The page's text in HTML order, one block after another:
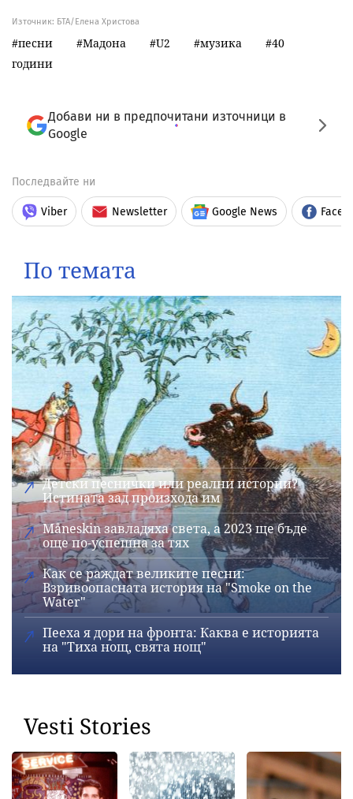
Източник: БТА/Елена Христова
песни Мадона U2 музика
40
години
Добави ни в предпочитани източници в
Google
Последвайте ни
Viber Newsletter Google News
По темата
Детски песнички или реални истории?
Истината зад произхода им
Måneskin завладяха света, а 2023 ще бъде
още по-успешна за тях
Как се раждат великите песни:
Взривоопасната история на "Smoke on the
Water"
Пееха я дори на фронта: Каква е историята
на "Тиха нощ, свята нощ"
Vesti Stories